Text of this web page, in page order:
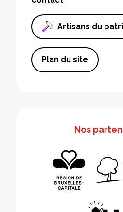
Artisans du
Plan du site
Nos